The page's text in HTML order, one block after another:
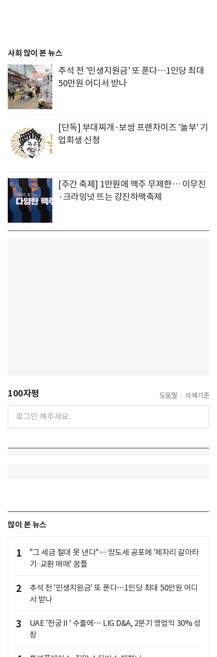
사회 많이 본 뉴스
추석 전 '민생지원금' 또 푼다…1인당 최대
50만원 어디서 받나
[단독] 부대찌개·보쌈 프랜차이즈 '놀부' 기
업회생 신청
[주간 축제] 1만원에 맥주 무제한… 이무진
·크라잉넛 뜨는 강진하맥축제
100자평 도움말 삭제기준
많이 본 뉴스
1
"그 세금 절대 못 낸다"… 양도세 공포에 '제자리 갈아타
기·교환 매매' 꿈틀
2
추석 전 '민생지원금' 또 푼다…1인당 최대 50만원 어디
서 받나
3
UAE '천궁Ⅱ' 수출에… LIG D&A, 2분기 영업익 30% 성
장